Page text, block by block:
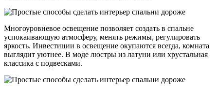
Многоуровневое освещение позволяет создать в спальне
успокаивающую атмосферу, менять режимы, регулировать
яркость. Инвестиции в освещение окупаются всегда, комната
выглядит уютнее. В моде люстры из латуни или хрустальная
классика с подвесками.